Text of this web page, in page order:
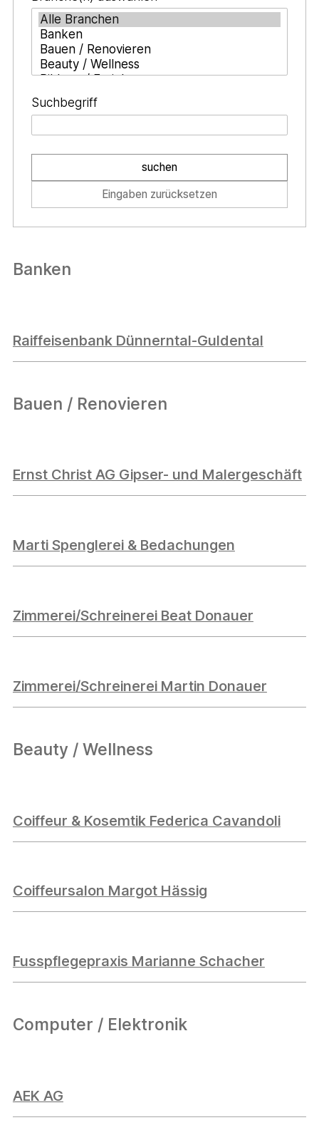
Suchbegriff
suchen
Eingaben zurücksetzen
Banken
Raiffeisenbank Dünnerntal-Guldental
Bauen / Renovieren
Ernst Christ AG Gipser- und Malergeschäft
Marti Spenglerei & Bedachungen
Zimmerei/Schreinerei Beat Donauer
Zimmerei/Schreinerei Martin Donauer
Beauty / Wellness
Coiffeur & Kosemtik Federica Cavandoli
Coiffeursalon Margot Hässig
Fusspflegepraxis Marianne Schacher
Computer / Elektronik
AEK AG